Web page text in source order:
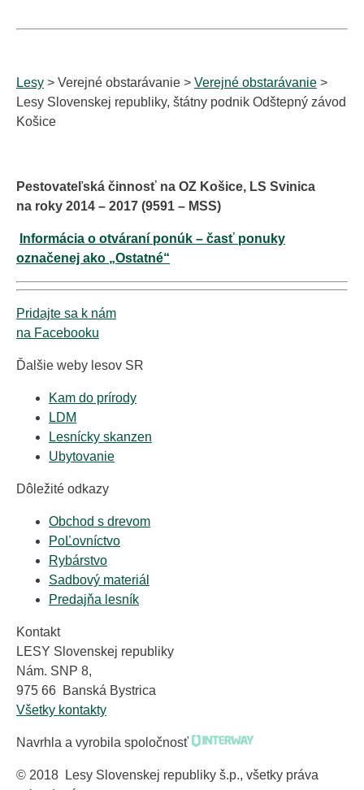
Lesy > Verejné obstarávanie > Verejné obstarávanie >
Lesy Slovenskej republiky, štátny podnik Odštepný závod
Košice
Pestovateľská činnosť na OZ Košice, LS Svinica
na roky 2014 – 2017 (9591 – MSS)
Informácia o otváraní ponúk – časť ponuky
označenej ako „Ostatné“
Pridajte sa k nám
na Facebooku
Ďalšie weby lesov SR
Kam do prírody
LDM
Lesnícky skanzen
Ubytovanie
Dôležité odkazy
Obchod s drevom
PoĽovníctvo
Rybárstvo
Sadbový materiál
Predajňa lesník
Kontakt
LESY Slovenskej republiky
Nám. SNP 8,
975 66 Banská Bystrica
Všetky kontakty
Navrhla a vyrobila spoločnosť
© 2018 Lesy Slovenskej republiky š.p., všetky práva